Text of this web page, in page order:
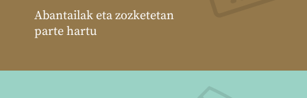
Abantailak eta zozketetan
parte hartu